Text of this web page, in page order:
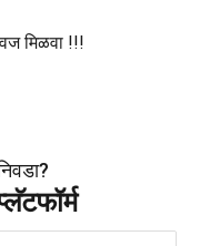
मिळवा !!!